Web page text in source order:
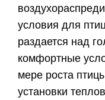
условия для
раздается над
комфортные
мере роста
установки